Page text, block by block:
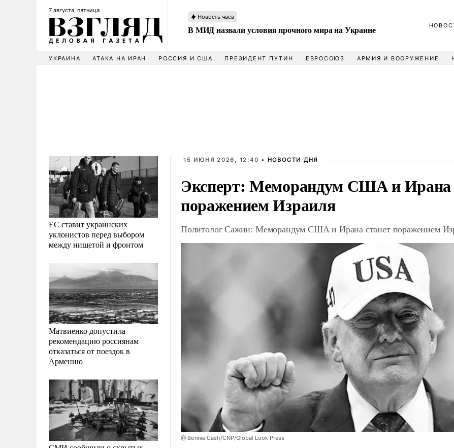
7 августа, пятница
Новость часа
В МИД назвали условия прочного мира на Украине
УКРАИНА АТАКА НА ИРАН РОССИЯ И США ПРЕЗИДЕНТ ПУТИН ЕВРОСОЮЗ АРМИЯ И ВООРУЖЕНИЕ
ЕС ставит украинских
уклонистов перед выбором
между нищетой и фронтом
Матвиенко допустила
рекомендацию россиянам
отказаться от поездок в
Армению
15 ИЮНЯ 2026, 12:40 • НОВОСТИ ДНЯ
Эксперт: Меморандум США и Ирана
поражением Израиля
Политолог Сажин: Меморандум США и Ирана станет поражением
@ Bonnie Cash/CNP/Global Look Press